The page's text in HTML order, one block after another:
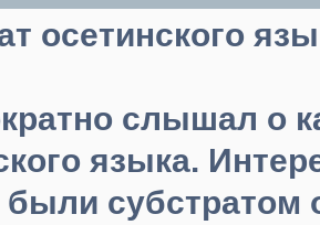
осетинского
слышал о
языка.
субстратом